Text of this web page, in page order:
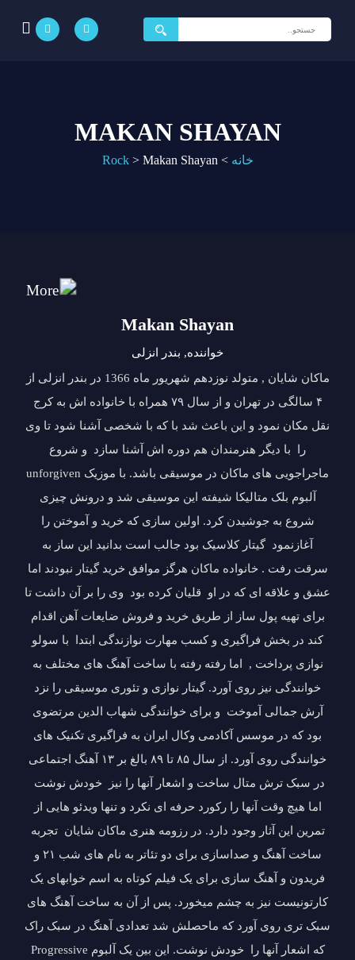
جستجو
برای:
MAKAN SHAYAN
خانه >
Rock > Makan Shayan
Makan Shayan
خواننده, بندر انزلی
ماکان شایان , متولد نوزدهم شهریور ماه 1366 در بندر انزلی از
۴ سالگی در تهران و از سال ۷۹ همراه با خانواده اش به کرج
نقل مکان نمود و این باعث شد با که با شخصی آشنا شود تا وی
را با دیگر هنرمندان هم دوره اش آشنا سازد و شروع
ماجراجویی های ماکان در موسیقی باشد. با موزیک unforgiven
آلبوم بلک متالیکا شیفته این موسیقی شد و درونش چیزی
شروع به جوشیدن کرد. اولین سازی که خرید و آموختن را
آغازنمود گیتار کلاسیک بود جالب است بدانید این ساز به
سرقت رفت . خانواده ماکان هرگز موافق خرید گیتار نبودند اما
عشق و علاقه ای که در او قلیان کرده بود وی را بر آن داشت تا
برای تهیه پول ساز از طریق خرید و فروش ضایعات آهن اقدام
کند در بخش فراگیری و کسب مهارت نوازندگی ابتدا با سولو
نوازی پرداخت , اما رفته رفته با ساخت آهنگ های مختلف به
خوانندگی نیز روی آورد. گیتار نوازی و تئوری موسیقی را نزد
آرش جمالی آموخت و برای خوانندگی شهاب الدین مرتضوی
بود که در موسس آکادمی وکال ایران به فراگیری تکنیک های
خوانندگی روی آورد. از سال ۸۵ تا ۸۹ بالغ بر ۱۳ آهنگ اجتماعی
در سبک ترش متال ساخت و اشعار آنها را نیز خودش نوشت
اما هیچ وقت آنها را رکورد حرفه ای نکرد و تنها ویدئو هایی از
تمرین این آثار وجود دارد. در رزومه هنری ماکان شایان تجربه
ساخت آهنگ و صداسازی برای دو تئاتر به نام های شب ۲۱ و
فریدون و آهنگ سازی برای یک فیلم کوتاه به اسم خوابهای یک
کارتونیست نیز به چشم میخورد. پس از آن به ساخت آهنگ های
سبک تری روی آورد که ماحصلش شد تعدادی آهنگ در سبک راک
که اشعار آنها را خودش نوشت. این بین یک آلبوم Progressive